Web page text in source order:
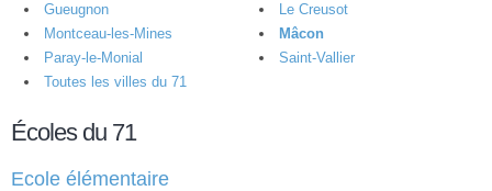
Gueugnon
Le Creusot
Montceau-les-Mines
Mâcon
Paray-le-Monial
Saint-Vallier
Toutes les villes du 71
Écoles du 71
Ecole élémentaire